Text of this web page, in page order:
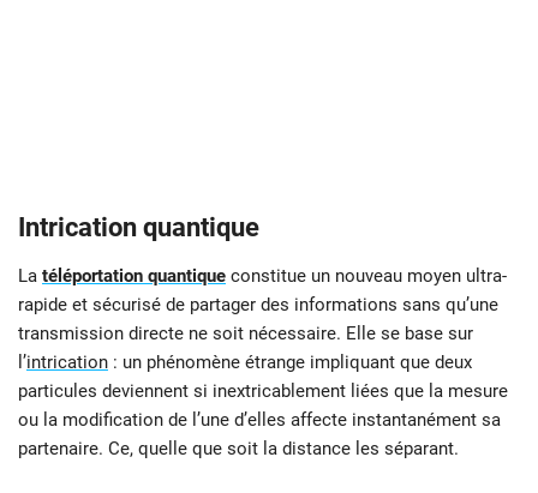
Intrication quantique
La téléportation quantique constitue un nouveau moyen ultra-
rapide et sécurisé de partager des informations sans qu’une
transmission directe ne soit nécessaire. Elle se base sur
l’intrication : un phénomène étrange impliquant que deux
particules deviennent si inextricablement liées que la mesure
ou la modification de l’une d’elles affecte instantanément sa
partenaire. Ce, quelle que soit la distance les séparant.